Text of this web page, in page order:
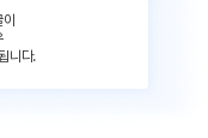
이
니다.